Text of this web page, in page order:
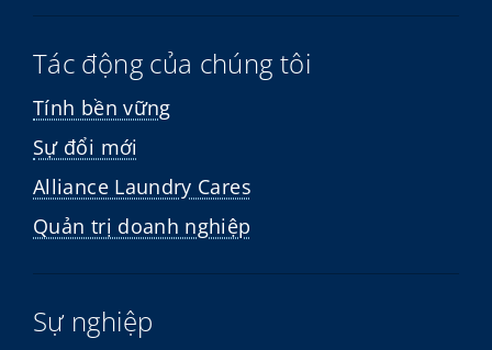
Tác động của chúng tôi
Tính bền vững
Sự đổi mới
Alliance Laundry Cares
Quản trị doanh nghiệp
Sự nghiệp